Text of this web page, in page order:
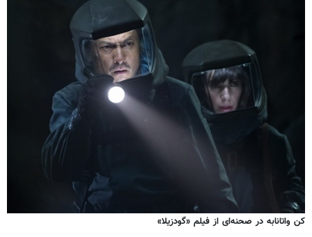
کن واتانابه در صحنه‌ای از فیلم «گودزیلا»